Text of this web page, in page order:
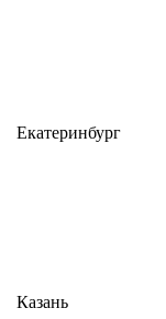
Екатеринбург
Казань